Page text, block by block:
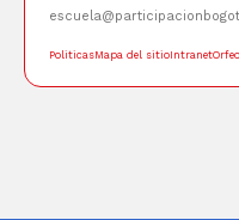
PoliticasMapa del sitioIntranetOrfeo